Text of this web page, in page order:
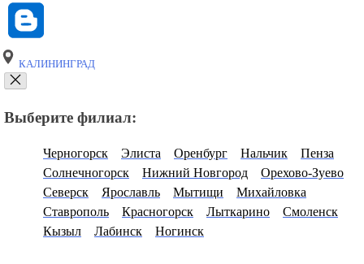
КАЛИНИНГРАД
Выберите филиал:
Черногорск Элиста Оренбург Нальчик
Пенза
Солнечногорск
Нижний Новгород
Орехово-Зуево
Северск
Ярославль Мытищи
Михайловка
Ставрополь
Красногорск Лыткарино
Смоленск
Кызыл
Лабинск Ногинск